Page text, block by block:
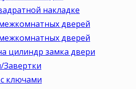
накладке
дверей
дверей
цилиндр замка двери
ключами